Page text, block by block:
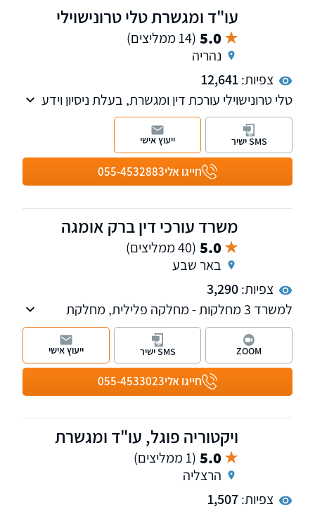
עו"ד ומגשרת טלי טרונישוילי
5.0 (14 ממליצים)
נהריה
צפיות:12,641
טלי טרונישוילי עורכת דין ומגשרת, בעלת ניסיון וידע
עשיר בתחום דיני המשפחה, ניהול הליכי גירושין,
צוואות וירושות, מקרקעין נדל"ן, פירוק שיתוף
ופשיטת רגל. למשרד שלוחות בקרית מוצקין, נהריה
חייגו אלי055-4532883
SMS ישיר ייעוץ אישי
משרד עורכי דין ברק אומגה
5.0 (40 ממליצים)
באר שבע
צפיות:3,290
למשרד 3 מחלקות - מחלקה פלילית, מחלקת
הוצאה לפועל וחדלות פירעון-פשיטת רגל ומחלקה
נוספת למקרקעין נדל"ן, המלווה עסקאות מכר,
מייצגת בליקויי בניה ותביעות קבל"ן, תכנון ובניה,
דיני מושבים וקיבוצים ועוד. בנוסף, המשרד עוסק
בהסדרת מעמד בישראל ועתירות מנהליות.
חייגו אלי055-4533023
ZOOM SMS ישיר ייעוץ אישי
ויקטוריה פוגל, עו"ד ומגשרת
5.0 (1 ממליצים)
הרצליה
צפיות:1,507